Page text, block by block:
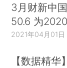
3月财新中
50.6 为
2021年04月01日
【数据精